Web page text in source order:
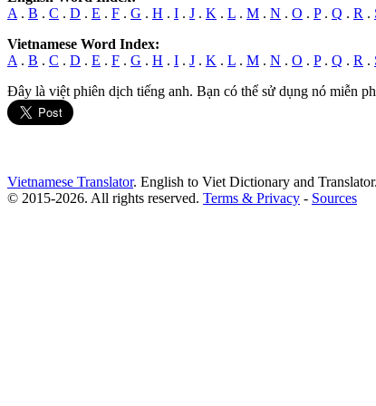
A . B . C . D . E . F . G . H . I . J . K . L . M . N . O . P. Q . R .
Vietnamese Word Index:
A . B . C . D . E . F . G . H . I . J . K . L . M . N . O . P. Q . R .
Đây là việt phiên dịch tiếng anh. Bạn có thể sử dụng nó miễn
Vietnamese Translator. English to Viet Dictionary and
© 2015-2026. All rights reserved. Terms & Privacy - Sources